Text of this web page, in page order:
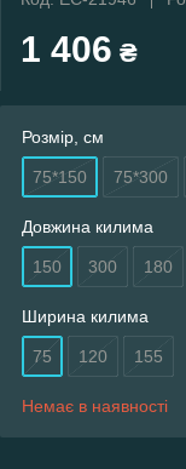
1 406 ₴
Розмір, см
75*150 75*300
Довжина килима
150 300 180
Ширина килима
75 120 155
Немає в наявності